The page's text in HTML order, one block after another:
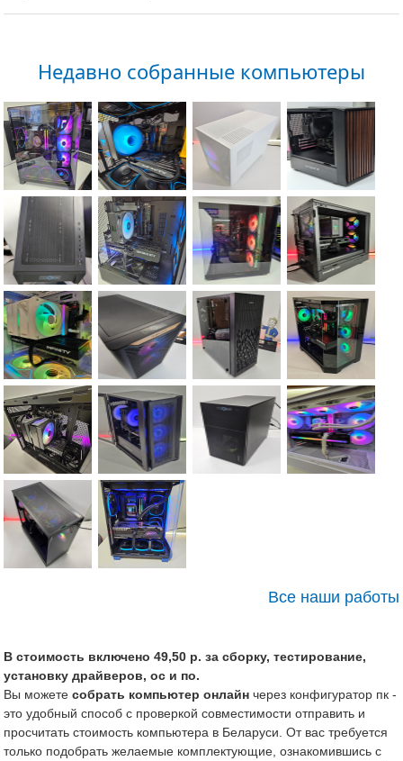
Недавно собранные компьютеры
Все наши работы
В стоимость включено 49,50 р. за сборку, тестирование,
установку драйверов, ос и по.
Вы можетесобрать компьютер онлайн через конфигуратор пк -
это удобный способ с проверкой совместимости отправить и
просчитать стоимость компьютера в Беларуси. От вас требуется
только подобрать желаемые комплектующие, ознакомившись с